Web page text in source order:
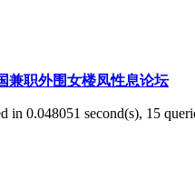
兼职外围女楼凤性息论坛
in 0.048051 second(s), 15